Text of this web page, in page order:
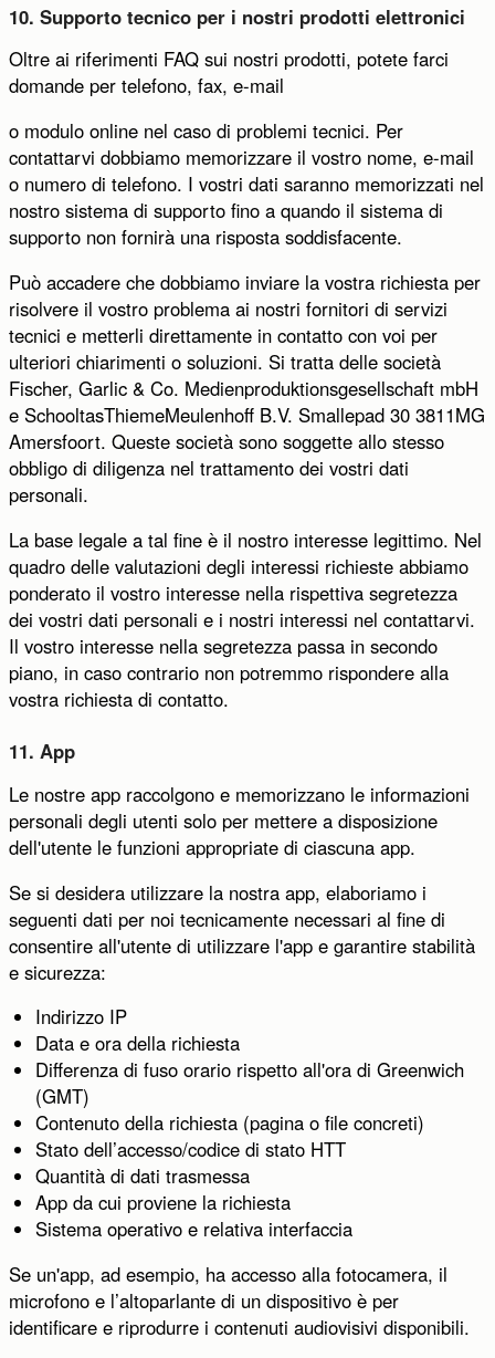
10. Supporto tecnico per i nostri prodotti elettronici
Oltre ai riferimenti FAQ sui nostri prodotti, potete farci
domande per telefono, fax, e-mail
o modulo online nel caso di problemi tecnici. Per
contattarvi dobbiamo memorizzare il vostro nome, e-mail
o numero di telefono. I vostri dati saranno memorizzati nel
nostro sistema di supporto fino a quando il sistema di
supporto non fornirà una risposta soddisfacente.
Può accadere che dobbiamo inviare la vostra richiesta per
risolvere il vostro problema ai nostri fornitori di servizi
tecnici e metterli direttamente in contatto con voi per
ulteriori chiarimenti o soluzioni. Si tratta delle società
Fischer, Garlic & Co. Medienproduktionsgesellschaft mbH
e SchooltasThiemeMeulenhoff B.V. Smallepad 30 3811MG
Amersfoort. Queste società sono soggette allo stesso
obbligo di diligenza nel trattamento dei vostri dati
personali.
La base legale a tal fine è il nostro interesse legittimo. Nel
quadro delle valutazioni degli interessi richieste abbiamo
ponderato il vostro interesse nella rispettiva segretezza
dei vostri dati personali e i nostri interessi nel contattarvi.
Il vostro interesse nella segretezza passa in secondo
piano, in caso contrario non potremmo rispondere alla
vostra richiesta di contatto.
11. App
Le nostre app raccolgono e memorizzano le informazioni
personali degli utenti solo per mettere a disposizione
dell'utente le funzioni appropriate di ciascuna app.
Se si desidera utilizzare la nostra app, elaboriamo i
seguenti dati per noi tecnicamente necessari al fine di
consentire all'utente di utilizzare l'app e garantire stabilità
e sicurezza:
Indirizzo IP
Data e ora della richiesta
Differenza di fuso orario rispetto all'ora di Greenwich
(GMT)
Contenuto della richiesta (pagina o file concreti)
Stato dell’accesso/codice di stato HTT
Quantità di dati trasmessa
App da cui proviene la richiesta
Sistema operativo e relativa interfaccia
Se un'app, ad esempio, ha accesso alla fotocamera, il
microfono e l’altoparlante di un dispositivo è per
identificare e riprodurre i contenuti audiovisivi disponibili.